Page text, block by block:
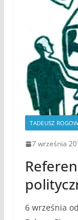
TADEUSZ
7 września
6 września